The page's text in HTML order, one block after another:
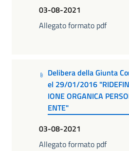
03-08-2021
Allegato formato pdf
Delibera della Giunta
el 29/01/2016
IONE ORGANICA
ENTE"
03-08-2021
Allegato formato pdf